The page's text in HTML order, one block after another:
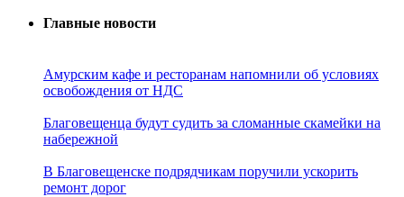
Главные новости
Амурским кафе и ресторанам напомнили об условиях
освобождения от НДС
Благовещенца будут судить за сломанные скамейки на
набережной
В Благовещенске подрядчикам поручили ускорить
ремонт дорог